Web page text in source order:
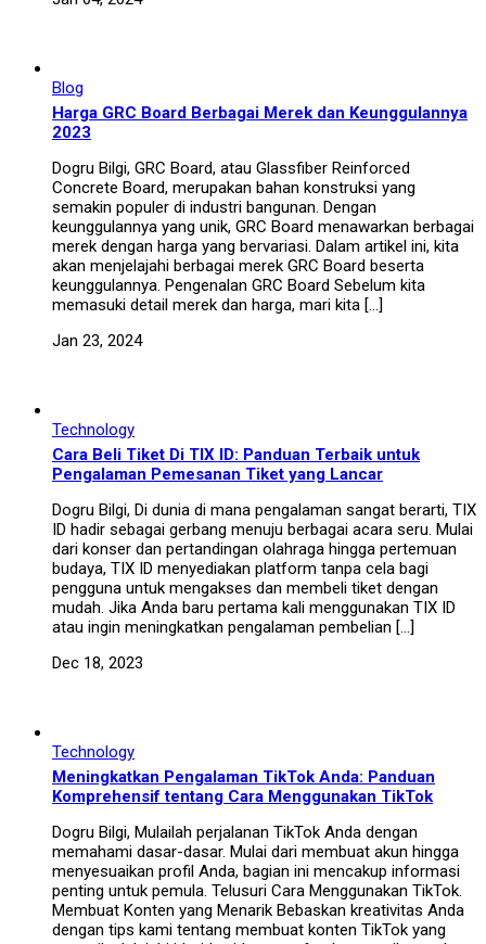
Blog
Harga GRC Board Berbagai Merek dan Keunggulannya
2023
Dogru Bilgi, GRC Board, atau Glassfiber Reinforced
Concrete Board, merupakan bahan konstruksi yang
semakin populer di industri bangunan. Dengan
keunggulannya yang unik, GRC Board menawarkan berbagai
merek dengan harga yang bervariasi. Dalam artikel ini, kita
akan menjelajahi berbagai merek GRC Board beserta
keunggulannya. Pengenalan GRC Board Sebelum kita
memasuki detail merek dan harga, mari kita […]
Jan 23, 2024
Technology
Cara Beli Tiket Di TIX ID: Panduan Terbaik untuk
Pengalaman Pemesanan Tiket yang Lancar
Dogru Bilgi, Di dunia di mana pengalaman sangat berarti, TIX
ID hadir sebagai gerbang menuju berbagai acara seru. Mulai
dari konser dan pertandingan olahraga hingga pertemuan
budaya, TIX ID menyediakan platform tanpa cela bagi
pengguna untuk mengakses dan membeli tiket dengan
mudah. Jika Anda baru pertama kali menggunakan TIX ID
atau ingin meningkatkan pengalaman pembelian […]
Dec 18, 2023
Technology
Meningkatkan Pengalaman TikTok Anda: Panduan
Komprehensif tentang Cara Menggunakan TikTok
Dogru Bilgi, Mulailah perjalanan TikTok Anda dengan
memahami dasar-dasar. Mulai dari membuat akun hingga
menyesuaikan profil Anda, bagian ini mencakup informasi
penting untuk pemula. Telusuri Cara Menggunakan TikTok.
Membuat Konten yang Menarik Bebaskan kreativitas Anda
dengan tips kami tentang membuat konten TikTok yang